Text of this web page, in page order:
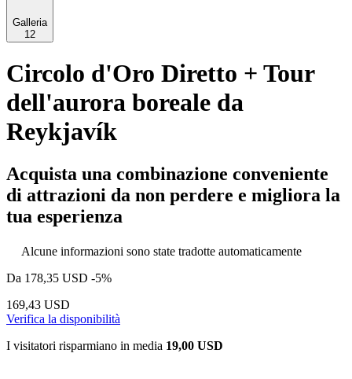
Galleria
12
Circolo d'Oro Diretto + Tour
dell'aurora boreale da
Reykjavík
Acquista una combinazione conveniente
di attrazioni da non perdere e migliora la
tua esperienza
Alcune informazioni sono state tradotte automaticamente
Da 178,35 USD -5%
169,43 USD
Verifica la disponibilità
I visitatori risparmiano in media 19,00 USD